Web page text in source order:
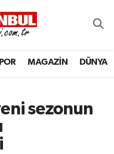
MAGAZİN DÜNYA
sezonun
ve Fikstür